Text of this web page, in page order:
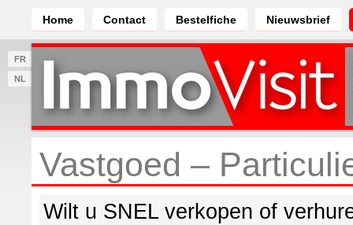
Home Contact Bestelfiche Nieuwsbrief
FR
NL
Vastgoed –
Wilt u SNEL verkopen of